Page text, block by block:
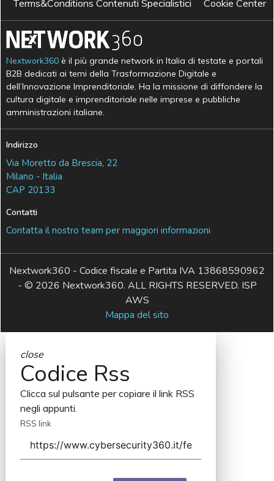
Terms&Conditions Contenuti Specialistici
Cookie Center
Nextwork360 è il più grande network in Italia di testate e portali
B2B dedicati ai temi della Trasformazione Digitale e
dell’Innovazione Imprenditoriale. Ha la missione di diffondere la
cultura digitale e imprenditoriale nelle imprese e pubbliche
amministrazioni italiane.
Indirizzo
Via Moretto da Brescia, 22
Milano - Italia
CAP 20133
Contatti
Contatta il nostro team per maggiori informazioni
Nextwork360 - Codice fiscale e Partita IVA 13868590962
- © 2026 Nextwork360. ALL RIGHTS RESERVED. ISP
AWS
Mappa del sito
close
Codice Rss
Clicca sul pulsante per copiare il link RSS
negli appunti.
RSS link